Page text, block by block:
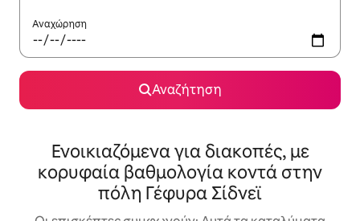
Αναχώρηση
Αναζήτηση
Ενοικιαζόμενα για διακοπές, με
κορυφαία βαθμολογία κοντά στην
πόλη Γέφυρα Σίδνεϊ